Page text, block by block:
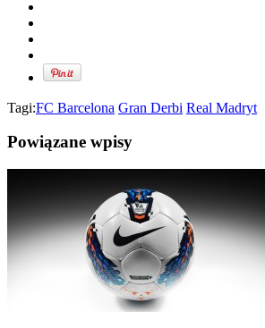
Tagi:FC Barcelona Gran Derbi Real Madryt
Powiązane wpisy